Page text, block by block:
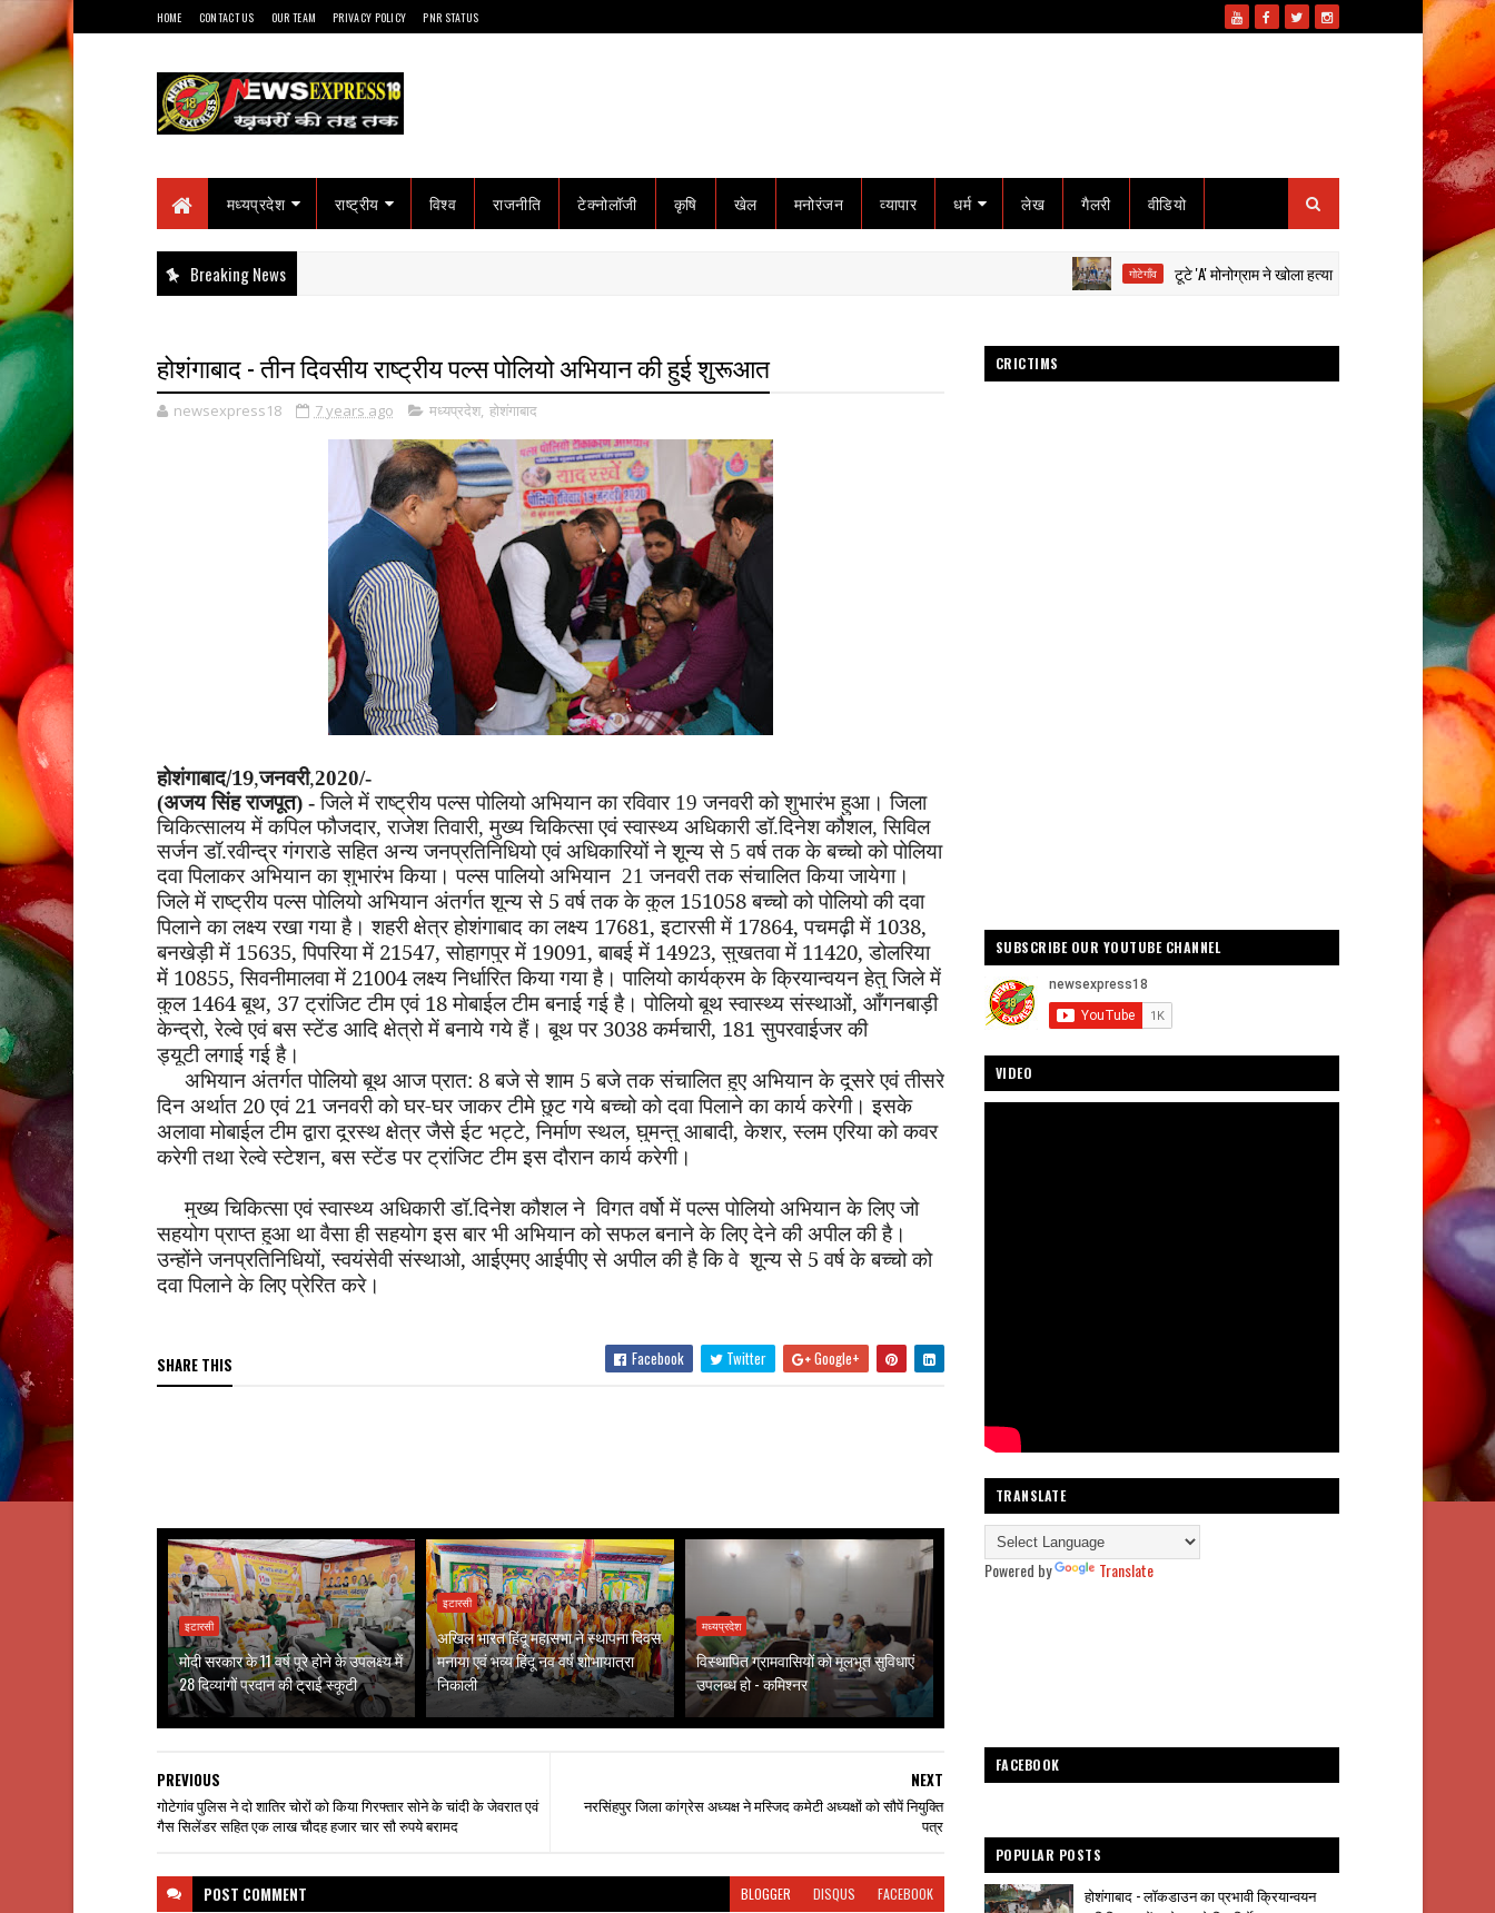
HOME CONTACT US OUR TEAM PRIVACY POLICY PNR STATUS
मध्यप्रदेश राष्ट्रीय विश्व राजनीति टेक्नोलॉजी कृषि खेल मनोरंजन व्यापार धर्म लेख गैलरी वीडियो
Breaking News गोटेगाँव टूटे 'A' मोनोग्राम ने खोला हत्या का राज: हाईवा से कुचलकर सड़क हादसा
होशंगाबाद - तीन दिवसीय राष्ट्रीय पल्स पोलियो अभियान की हुई शुरूआत
newsexpress18 7 years ago मध्यप्रदेश, होशंगाबाद
होशंगाबाद/19,जनवरी,2020/-
(अजय सिंह राजपूत) -जिले में राष्ट्रीय पल्स पोलियो अभियान का रविवार 19 जनवरी को शुभारंभ हुआ। जिला
चिकित्सालय में कपिल फौजदार, राजेश तिवारी,मुख्य चिकित्सा एवं स्वास्थ्य अधिकारी डॉ.दिनेश कौशल,सिविल
सर्जन डॉ.रवीन्द्र गंगराडे सहित अन्य जनप्रतिनिधियो एवं अधिकारियों ने शून्य से 5 वर्ष तक के बच्चो को पोलिया
दवा पिलाकर अभियान का शुभारंभ किया। पल्स पालियो अभियान 21 जनवरी तक संचालित किया जायेगा।
जिले में राष्ट्रीय पल्स पोलियो अभियान अंतर्गत शून्य से 5 वर्ष तक के कुल 151058 बच्चो को पोलियो की दवा
पिलाने का लक्ष्य रखा गया है। शहरी क्षेत्र होशंगाबाद का लक्ष्य 17681,इटारसी में 17864,पचमढ़ी में 1038,
बनखेड़ी में 15635,पिपरिया में 21547,सोहागपुर में 19091,बाबई में 14923,सुखतवा में 11420,डोलरिया
में 10855,सिवनीमालवा में 21004 लक्ष्य निर्धारित किया गया है। पालियो कार्यक्रम के क्रियान्वयन हेतु जिले में
कुल 1464 बूथ, 37 ट्रांजिट टीम एवं 18 मोबाईल टीम बनाई गई है। पोलियो बूथ स्वास्थ्य संस्थाओं, आँगनबाड़ी
केन्द्रो,रेल्वे एवं बस स्टेंड आदि क्षेत्रो में बनाये गये हैं। बूथ पर 3038 कर्मचारी, 181 सुपरवाईजर की
ड्यूटीलगाई गई है।
अभियान अंतर्गत पोलियो बूथ आज प्रात: 8 बजे से शाम 5 बजे तक संचालित हुए अभियान के दूसरे एवं तीसरे
दिन अर्थात 20 एवं 21 जनवरी को घर-घर जाकर टीमे छुट गये बच्चो को दवा पिलाने का कार्य करेगी। इसके
अलावा मोबाईल टीम द्वारा दूरस्थ क्षेत्र जैसे ईट भट्टे,निर्माण स्थल,घुमन्तु आबादी,केशर,स्लम एरिया को कवर
करेगी तथा रेल्वे स्टेशन,बस स्टेंड पर ट्रांजिट टीम इस दौरान कार्य करेगी।
मुख्य चिकित्सा एवं स्वास्थ्य अधिकारी डॉ.दिनेश कौशल ने विगत वर्षो में पल्स पोलियो अभियान के लिए जो
सहयोग प्राप्त हुआ था वैसा ही सहयोग इस बार भी अभियान को सफल बनाने के लिए देने की अपील की है।
उन्होंने जनप्रतिनिधियों,स्वयंसेवी संस्थाओ, आईएमए आईपीए से अपील की है कि वे शून्य से 5 वर्ष के बच्चो को
दवा पिलाने के लिए प्रेरित करे।
SHARE THIS Facebook Twitter Google+
इटारसी
मोदी सरकार के 11 वर्ष पूरे होने के उपलक्ष्य में
28 दिव्यांगों प्रदान की ट्राई स्कूटी
इटारसी
अखिल भारत हिंदू महासभा ने स्थापना दिवस
मनाया एवं भव्य हिंदू नव वर्ष शोभायात्रा
निकाली
मध्यप्रदेश
विस्थापित ग्रामवासियों को मूलभूत सुविधाएं
उपलब्ध हो - कमिश्नर
NEXT
नरसिंहपुर जिला कांग्रेस अध्यक्ष ने मस्जिद कमेटी अध्यक्षों को सौपें नियुक्ति
पत्र
PREVIOUS
गोटेगांव पुलिस ने दो शातिर चोरों को किया गिरफ्तार सोने के चांदी के जेवरात एवं
गैस सिलेंडर सहित एक लाख चौदह हजार चार सौ रुपये बरामद
POST COMMENT BLOGGER DISQUS FACEBOOK
CRICTIMS
SUBSCRIBE OUR YOUTUBE CHANNEL
VIDEO
TRANSLATE
Powered by Translate
FACEBOOK
POPULAR POSTS
होशंगाबाद - लॉकडाउन का प्रभावी क्रियान्वयन